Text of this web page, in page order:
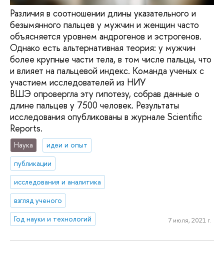
Различия в соотношении длины указательного и
безымянного пальцев у мужчин и женщин часто
объясняется уровнем андрогенов и эстрогенов.
Однако есть альтернативная теория: у мужчин
более крупные части тела, в том числе пальцы, что
и влияет на пальцевой индекс. Команда ученых с
участием исследователей из НИУ
ВШЭ опровергла эту гипотезу, собрав данные о
длине пальцев у 7500 человек. Результаты
исследования опубликованы в журнале Scientific
Reports.
Наука
идеи и опыт
публикации
исследования и аналитика
взгляд ученого
Год науки и технологий
7 июля, 2021 г.